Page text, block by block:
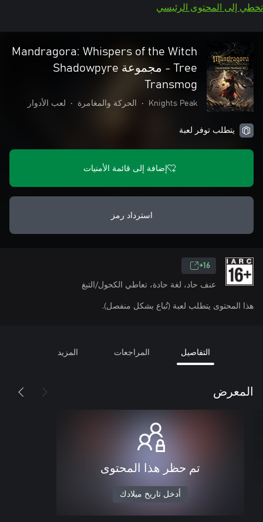
تخطي إلى المحتوى الرئيسي
Mandragora: Whispers of the Witch
Tree - مجموعة Shadowpyre
Transmog
Knights Peak
• الحركة والمغامرة • لعب الأدوار
يتطلب توفر لعبة
إضافة إلى قائمة الأمنيات
استرداد رمز
16+
عنف حاد، لغة حادة، تعاطي الكحول/التبغ
هذا المحتوى يتطلب لعبة (تُباع بشكل منفصل).
التفاصيل المراجعات المزيد
المعرض
تم حظر هذا المحتوى
أدخل تاريخ ميلادك